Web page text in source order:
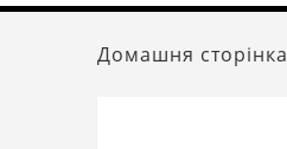
Домашня сторінка